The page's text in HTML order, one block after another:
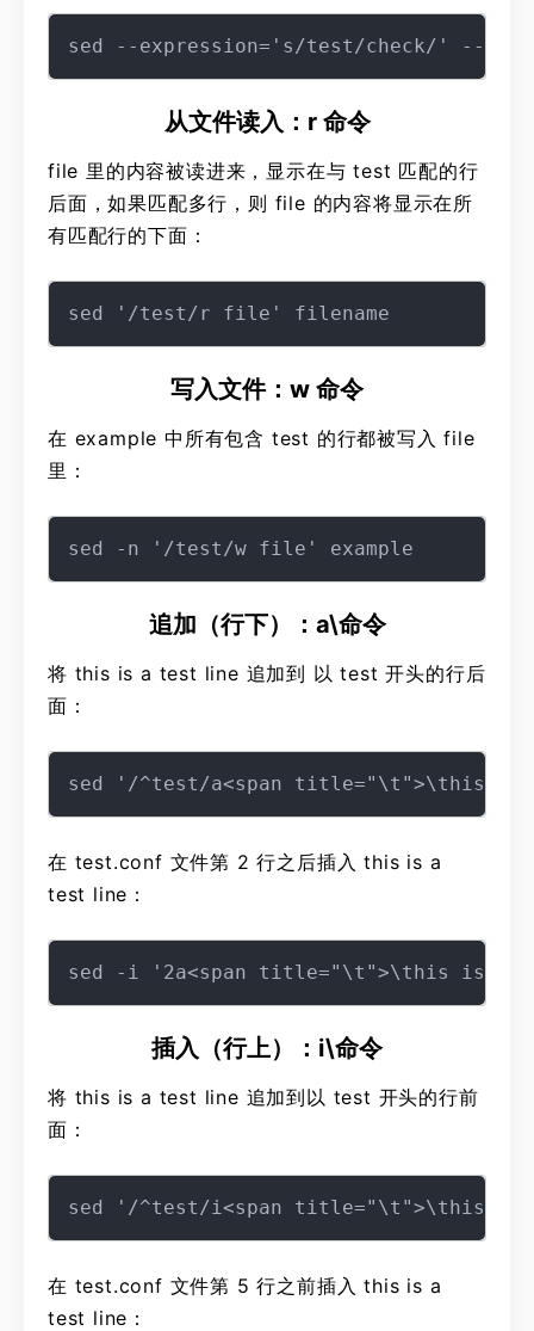
从文件读入：r 命令
file 里的内容被读进来，显示在与 test 匹配的行
后面，如果匹配多行，则 file 的内容将显示在所
有匹配行的下面：
写入文件：w 命令
在 example 中所有包含 test 的行都被写入 file
里：
追加（行下）：a\命令
将 this is a test line 追加到 以 test 开头的行后
面：
在 test.conf 文件第 2 行之后插入 this is a
test line：
插入（行上）：i\命令
将 this is a test line 追加到以 test 开头的行前
面：
在 test.conf 文件第 5 行之前插入 this is a
test line：